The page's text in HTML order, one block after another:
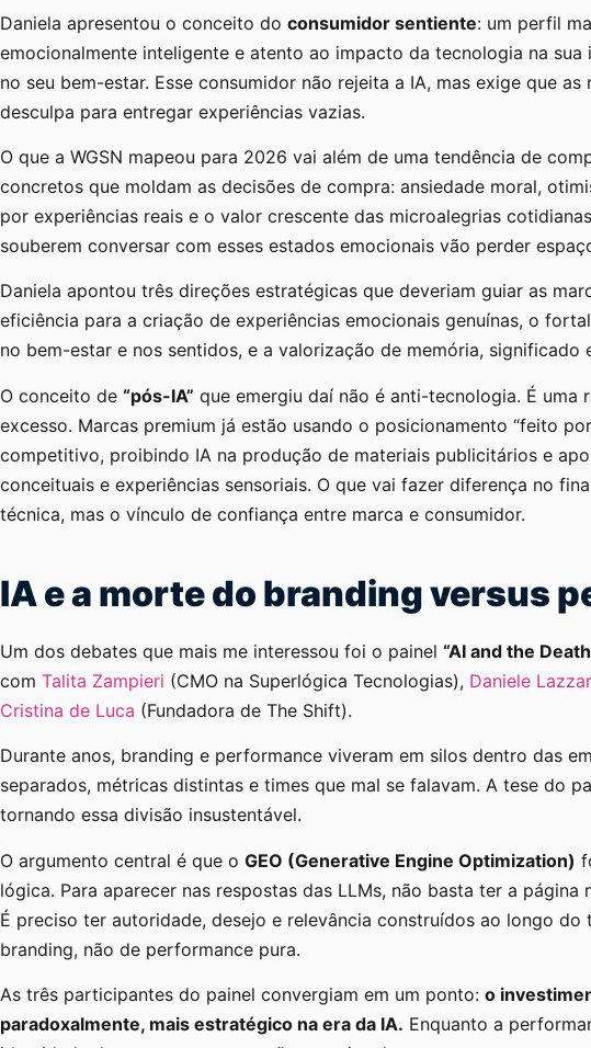
Daniela apresentou o conceito do consumidor sentiente: um perfil
emocionalmente inteligente e atento ao impacto da tecnologia na sua
no seu bem-estar. Esse consumidor não rejeita a IA, mas exige que as
desculpa para entregar experiências vazias.
O que a WGSN mapeou para 2026 vai além de uma tendência de
concretos que moldam as decisões de compra: ansiedade moral,
por experiências reais e o valor crescente das microalegrias
souberem conversar com esses estados emocionais vão perder
Daniela apontou três direções estratégicas que deveriam guiar as
eficiência para a criação de experiências emocionais genuínas, o
no bem-estar e nos sentidos, e a valorização de memória, significado
O conceito de “pós-IA” que emergiu daí não é anti-tecnologia. É uma
excesso. Marcas premium já estão usando o posicionamento “feito
competitivo, proibindo IA na produção de materiais publicitários e
conceituais e experiências sensoriais. O que vai fazer diferença no
técnica, mas o vínculo de confiança entre marca e consumidor.
IA e a morte do branding versus
Um dos debates que mais me interessou foi o painel “AI and the
com Talita Zampieri (CMO na Superlógica Tecnologias), Daniele
Cristina de Luca (Fundadora de The Shift).
Durante anos, branding e performance viveram em silos dentro das
separados, métricas distintas e times que mal se falavam. A tese do
tornando essa divisão insustentável.
O argumento central é que o GEO (Generative Engine Optimization)
lógica. Para aparecer nas respostas das LLMs, não basta ter a página
É preciso ter autoridade, desejo e relevância construídos ao longo
branding, não de performance pura.
As três participantes do painel convergiam em um ponto: o
paradoxalmente, mais estratégico na era da IA. Enquanto a